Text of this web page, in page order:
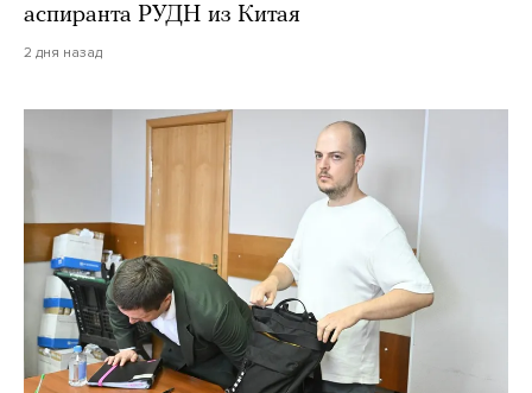
аспиранта РУДН из Китая
2 дня назад